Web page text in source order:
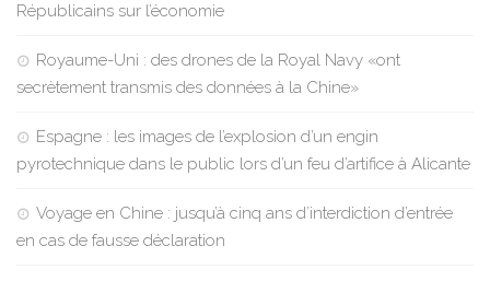
Républicains sur l’économie
Royaume-Uni : des drones de la Royal Navy «ont
secrètement transmis des données à la Chine»
Espagne : les images de l’explosion d’un engin
pyrotechnique dans le public lors d’un feu d’artifice à Alicante
Voyage en Chine : jusqu’à cinq ans d’interdiction d’entrée
en cas de fausse déclaration